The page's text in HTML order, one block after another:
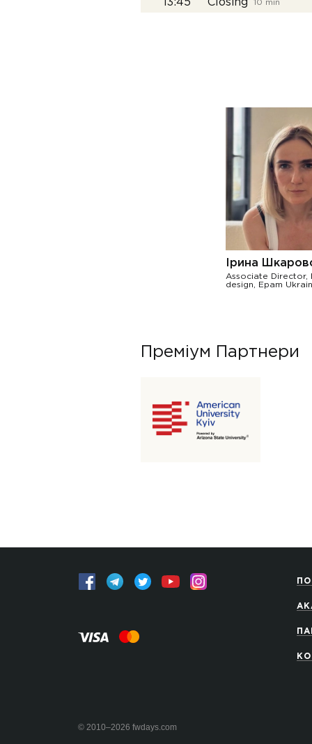
13:45 Closing 10 min
Ірина
Associate Director,
design, Epam
Преміум Партнери
© 2010–2026 fwdays.com